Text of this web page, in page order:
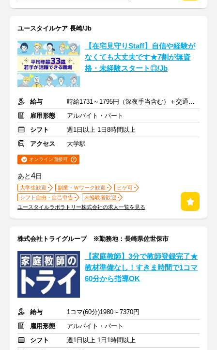
ユースタイルケア 長崎/Jb
【在宅見守りStaff】自信や経験が
なくても大丈夫です★7割が無資
格・未経験スタート◎/Jb
給与
時給1731～1795円（深夜手当含む）＋交通費支給
雇用形態
アルバイト・パート
シフト
週1日以上 1日8時間以上
アクセス
大学駅
オンライン面接可
あと4日
大学生歓迎 副業・Ｗワーク歓迎
ヒゲ可
シフト自由・自己申告
未経験者歓迎
ユースタイルラボラトリー株式会社の求人一覧を見る
株式会社トライグループ ※勤務地：長崎県佐世保市
【家庭教師】3分で教師登録完了★
教材準備なし！すきま時間で1コマ
60分から指導OK
給与
1コマ(60分)1980～7370円
雇用形態
アルバイト・パート
シフト
週1日以上 1日1時間以上